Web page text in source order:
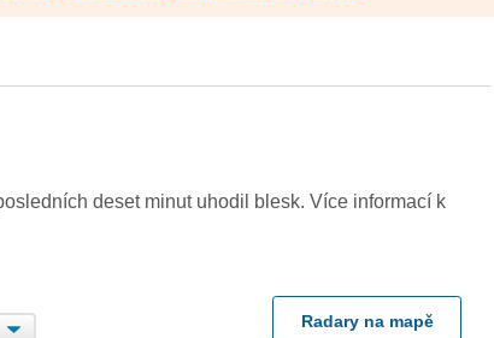
deset minut uhodil blesk. Více informací k
Radary na mapě